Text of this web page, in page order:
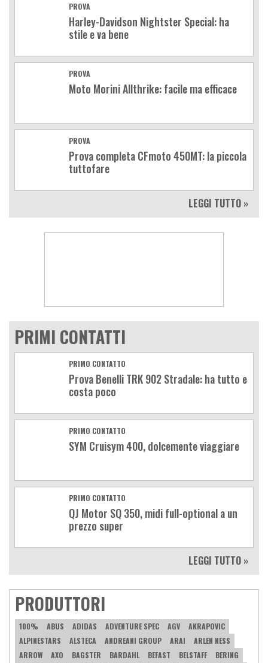
PROVA
Harley-Davidson Nightster Special: ha
stile e va bene
PROVA
Moto Morini Allthrike: facile ma efficace
PROVA
Prova completa CFmoto 450MT: la piccola
tuttofare
LEGGI TUTTO »
PRIMI CONTATTI
PRIMO CONTATTO
Prova Benelli TRK 902 Stradale: ha tutto e
costa poco
PRIMO CONTATTO
SYM Cruisym 400, dolcemente viaggiare
PRIMO CONTATTO
QJ Motor SQ 350, midi full-optional a un
prezzo super
LEGGI TUTTO »
PRODUTTORI
100% ABUS ADIDAS ADVENTURE SPEC AGV
AKRAPOVIC
ALPINESTARS
ALSTECA ANDREANI GROUP ARAI
ARLEN NESS
ARROW
AXO BAGSTER BARDAHL BEFAST BELSTAFF
BERING